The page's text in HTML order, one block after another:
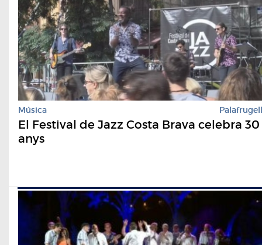
Música Palafrugell
El Festival de Jazz Costa Brava celebra 30
anys